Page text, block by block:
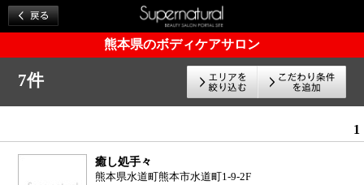
熊本県のボディケアサロン
7件
1
癒し処手々
熊本県水道町熊本市水道町1-9-2F